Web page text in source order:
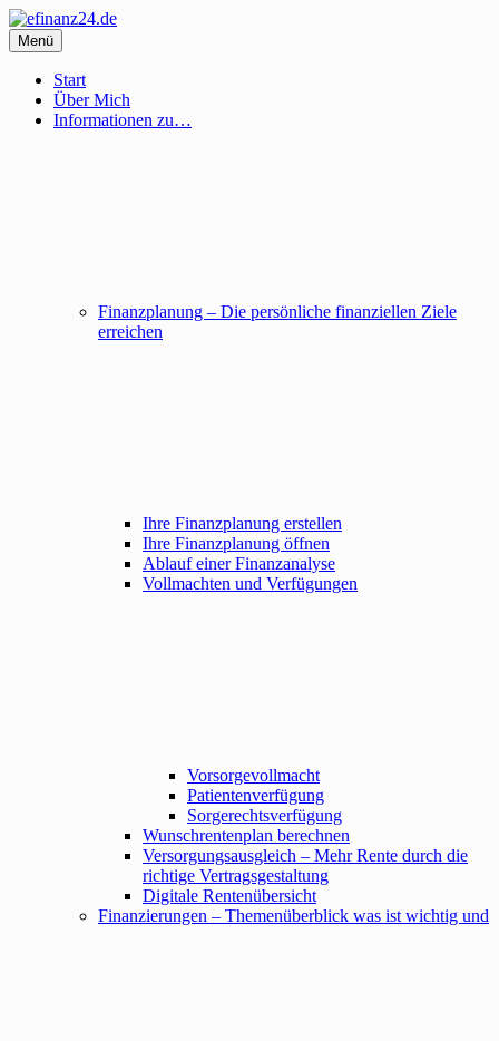
Inhalte
überspringen
efinanz24.de
der FinanzBlog
Menü
Start
Über Mich
Informationen zu…
Finanzplanung – Die persönliche finanziellen Ziele
erreichen
Ihre Finanzplanung erstellen
Ihre Finanzplanung öffnen
Ablauf einer Finanzanalyse
Vollmachten und Verfügungen
Vorsorgevollmacht
Patientenverfügung
Sorgerechtsverfügung
Wunschrentenplan berechnen
Versorgungsausgleich – Mehr Rente durch die
richtige Vertragsgestaltung
Digitale Rentenübersicht
Finanzierungen – Themenüberblick was ist wichtig und